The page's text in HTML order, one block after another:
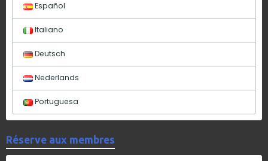
Español
Italiano
Deutsch
Nederlands
Portuguesa
Réserve aux membres